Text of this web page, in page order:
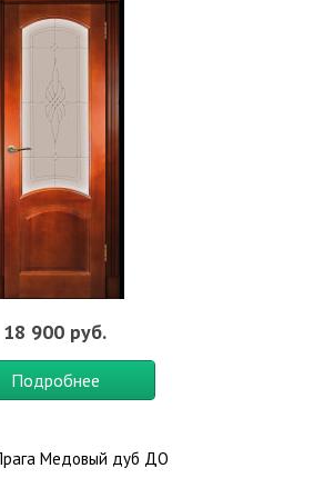
внешним видом.
затрат на
загородных
Также их
эффект, а потому
18 900 руб.
Подробнее
Медовый дуб ДО